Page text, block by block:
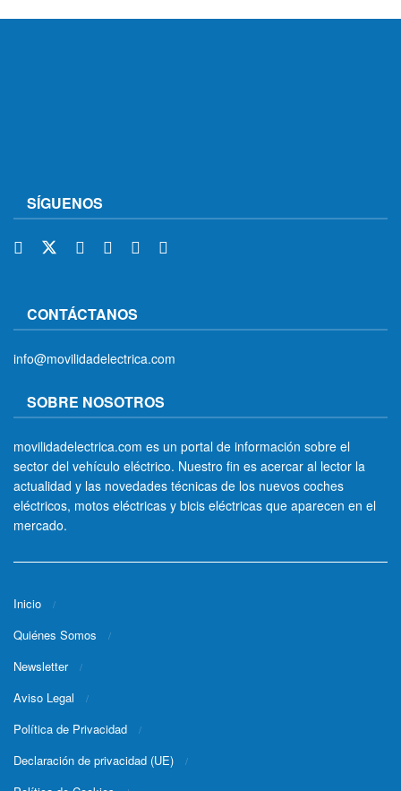
SÍGUENOS
CONTÁCTANOS
info@movilidadelectrica.com
SOBRE NOSOTROS
movilidadelectrica.com es un portal de información sobre el
sector del vehículo eléctrico. Nuestro fin es acercar al lector la
actualidad y las novedades técnicas de los nuevos coches
eléctricos, motos eléctricas y bicis eléctricas que aparecen en el
mercado.
Inicio
Quiénes Somos
Newsletter
Aviso Legal
Política de Privacidad
Declaración de privacidad (UE)